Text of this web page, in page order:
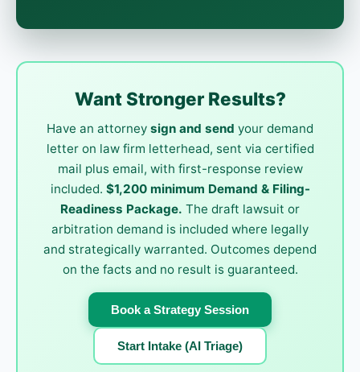
Want Stronger Results?
Have an attorney sign and send your demand
letter on law firm letterhead, sent via certified
mail plus email, with first-response review
included. $1,200 minimum Demand & Filing-
Readiness Package. The draft lawsuit or
arbitration demand is included where legally
and strategically warranted. Outcomes depend
on the facts and no result is guaranteed.
Book a Strategy Session
Start Intake (AI Triage)